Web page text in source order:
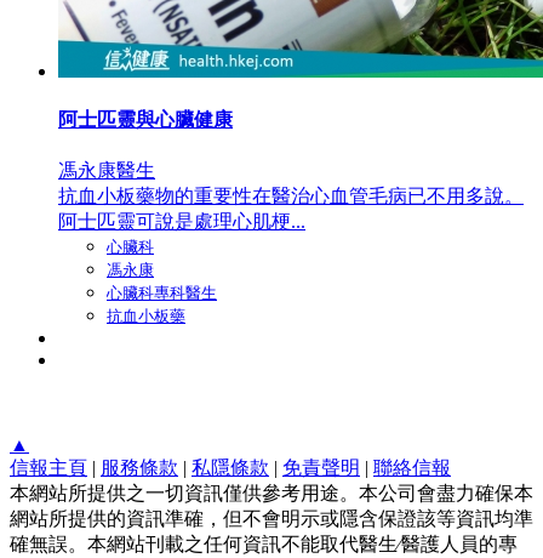
阿士匹靈與心臟健康
馮永康醫生
抗血小板藥物的重要性在醫治心血管毛病已不用多說。
阿士匹靈可說是處理心肌梗...
心臟科
馮永康
心臟科專科醫生
抗血小板藥
▲
信報主頁 | 服務條款 | 私隱條款 | 免責聲明 | 聯絡信報
本網站所提供之一切資訊僅供參考用途。本公司會盡力確保本
網站所提供的資訊準確，但不會明示或隱含保證該等資訊均準
確無誤。本網站刊載之任何資訊不能取代醫生∕醫護人員的專